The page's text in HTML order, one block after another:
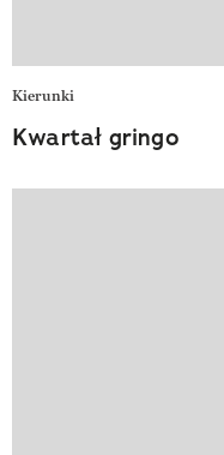
Kierunki
Kwartał gringo